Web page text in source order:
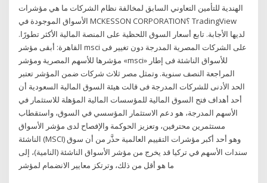
الهندية للتأمين التعاوني السابق لمخالفة نظام الشركات ما هي مؤشرات
الأسواق الموجودة في ‎MCKESSON CORPORATION‎؟ TradingView
لديها الأجابة. تابع أسعار السوق اللحظية على المنصة المالية الأكثر تطورًا.
القاهرة: أبقى مؤشر msci على الشركات المصرية المدرجة دون تغيير فى
مؤشرها للأسهم المصرية ومؤشر «msci» للأسواق الناشئة فى إطار
المراجعة النصف سنوية. وتمثل مصر ثلاث شركات ضمن المؤشر تعتبر
الحد الأدنى للشركات المدرجة فى قالت هيئة السوق المالية السعودية أن
أحد أهداف فتح السوق المالية للمؤسسات المالية المؤهلة للاستثمار في
الأسهم المدرجة، هو دعم الاستثمار المؤسسي في السوق، واستقطاب
مستثمرين محترفين، وتعزيز الحوكمة والإفصاح لدى مؤشر الأسواق
الناشئة (MSCI) وهو أحد أكبر مؤشرات التقييم العالمية حذَّر من أن سوق
سندات الأسهم في تركيا قد يخرج من مؤشر الأسواق الناشئة (النامية)، إلى
ما هو أقل من ذلك، وترتكز معايير الانضمام لمؤشر